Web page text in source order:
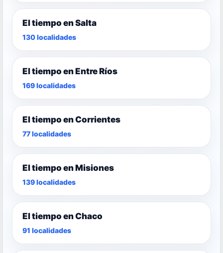
El tiempo en Salta
130 localidades
El tiempo en Entre Ríos
169 localidades
El tiempo en Corrientes
77 localidades
El tiempo en Misiones
139 localidades
El tiempo en Chaco
91 localidades